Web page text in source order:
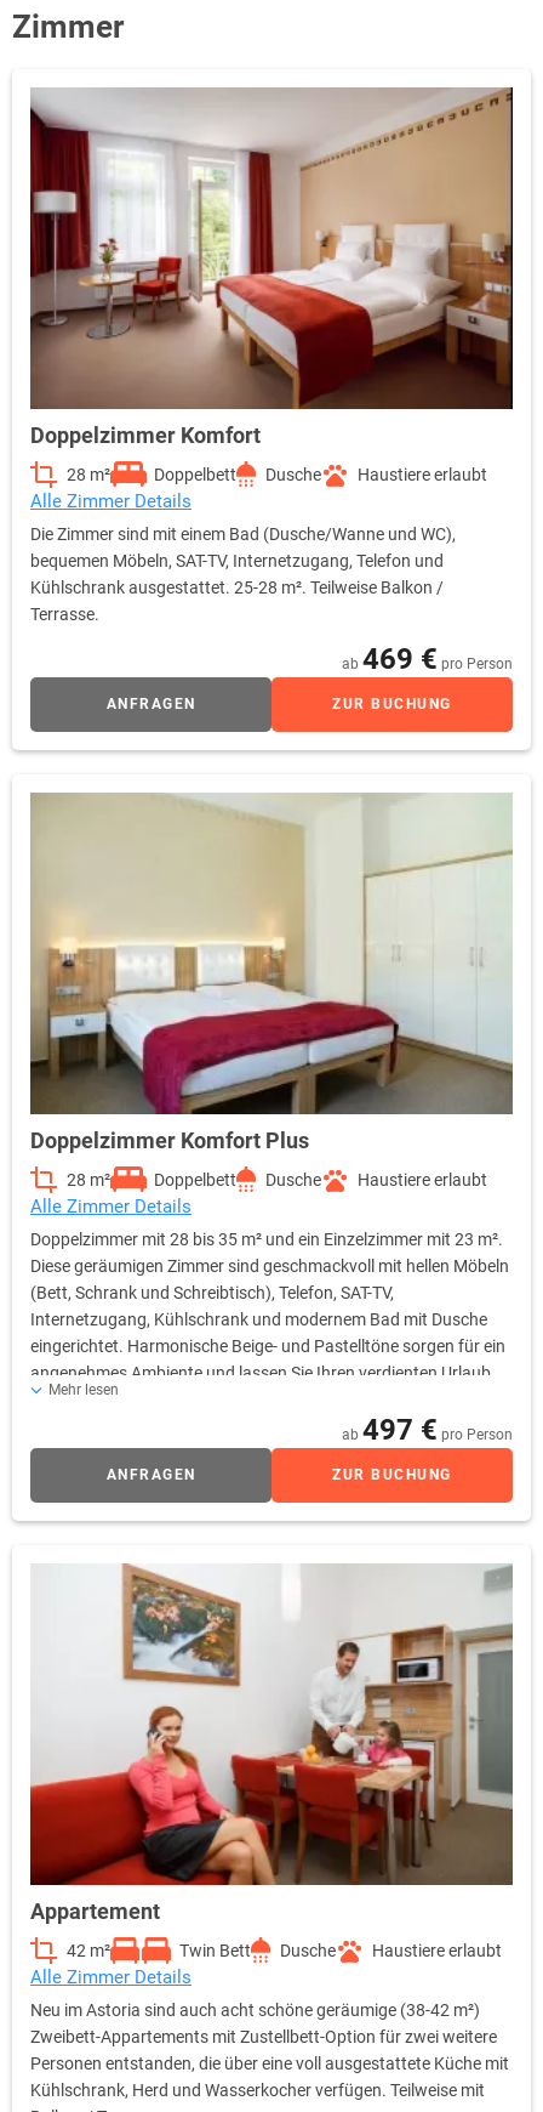
Zimmer
Doppelzimmer Komfort
28 m² Doppelbett Dusche Haustiere erlaubt
Alle Zimmer Details
Die Zimmer sind mit einem Bad (Dusche/Wanne und WC),
bequemen Möbeln, SAT-TV, Internetzugang, Telefon und
Kühlschrank ausgestattet. 25-28 m². Teilweise Balkon /
Terrasse.
ab 469 € pro Person
ANFRAGEN ZUR BUCHUNG
Doppelzimmer Komfort Plus
28 m² Doppelbett Dusche Haustiere erlaubt
Alle Zimmer Details
Doppelzimmer mit 28 bis 35 m² und ein Einzelzimmer mit 23 m².
Diese geräumigen Zimmer sind geschmackvoll mit hellen Möbeln
(Bett, Schrank und Schreibtisch), Telefon, SAT-TV,
Internetzugang, Kühlschrank und modernem Bad mit Dusche
eingerichtet. Harmonische Beige- und Pastelltöne sorgen für ein
angenehmes Ambiente und lassen Sie Ihren verdienten Urlaub
genießen.
Mehr lesen
ab 497 € pro Person
ANFRAGEN ZUR BUCHUNG
Appartement
42 m² Twin Bett Dusche Haustiere erlaubt
Alle Zimmer Details
Neu im Astoria sind auch acht schöne geräumige (38-42 m²)
Zweibett-Appartements mit Zustellbett-Option für zwei weitere
Personen entstanden, die über eine voll ausgestattete Küche mit
Kühlschrank, Herd und Wasserkocher verfügen. Teilweise mit